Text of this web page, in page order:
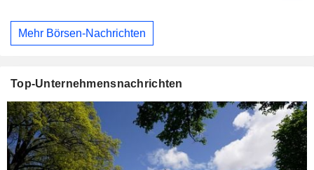
Mehr Börsen-Nachrichten
Top-Unternehmensnachrichten